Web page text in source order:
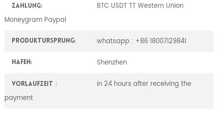
Zahlung:
BTC USDT TT Western Union
Moneygram Paypal
ProduktUrsprung: whatsapp : +86 18007129841
Hafen: Shenzhen
Vorlaufzeit：
in 24 hours after receiving the
payment